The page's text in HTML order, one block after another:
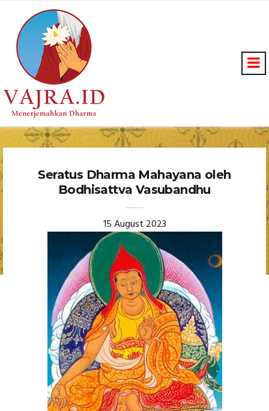
Seratus Dharma Mahayana oleh
Bodhisattva Vasubandhu
15 August 2023